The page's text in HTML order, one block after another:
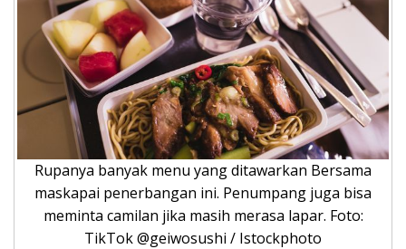
Rupanya banyak menu yang ditawarkan Bersama
maskapai penerbangan ini. Penumpang juga bisa
meminta camilan jika masih merasa lapar. Foto:
TikTok @geiwosushi / Istockphoto